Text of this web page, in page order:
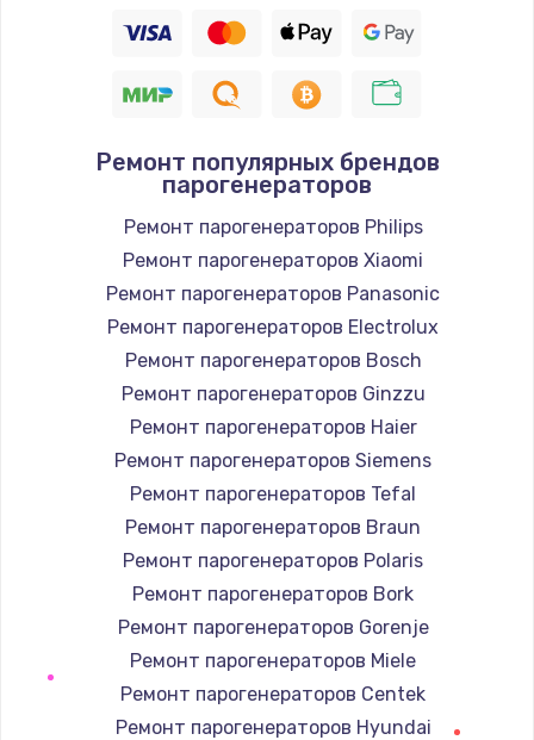
Ремонт популярных брендов
парогенераторов
Ремонт парогенераторов Philips
Ремонт парогенераторов Xiaomi
Ремонт парогенераторов Panasonic
Ремонт парогенераторов Electrolux
Ремонт парогенераторов Bosch
Ремонт парогенераторов Ginzzu
Ремонт парогенераторов Haier
Ремонт парогенераторов Siemens
Ремонт парогенераторов Tefal
Ремонт парогенераторов Braun
Ремонт парогенераторов Polaris
Ремонт парогенераторов Bork
Ремонт парогенераторов Gorenje
Ремонт парогенераторов Miele
Ремонт парогенераторов Centek
Ремонт парогенераторов Hyundai